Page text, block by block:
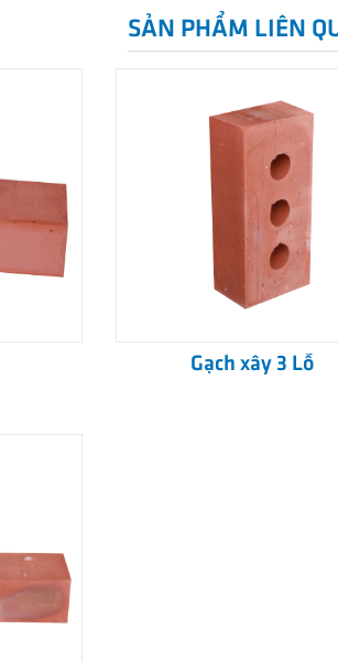
SẢN PHẨM LIÊN
Gạch xây 3 Lỗ